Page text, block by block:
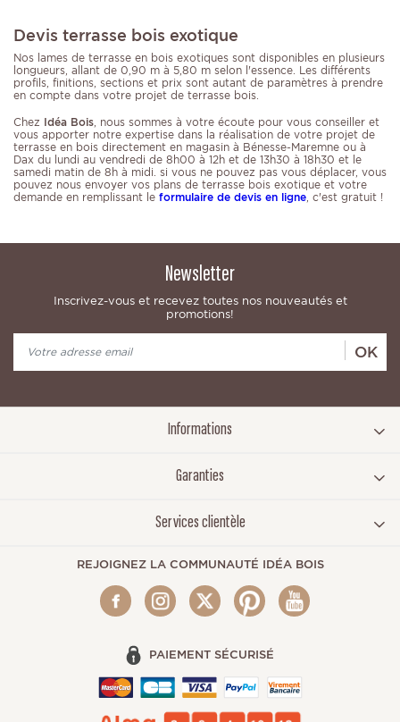
Devis terrasse bois exotique
Nos lames de terrasse en bois exotiques sont disponibles en plusieurs
longueurs, allant de 0,90 m à 5,80 m selon l'essence. Les différents
profils, finitions, sections et prix sont autant de paramètres à prendre
en compte dans votre projet de terrasse bois.
Chez Idéa Bois , nous sommes à votre écoute pour vous conseiller et
vous apporter notre expertise dans la réalisation de votre projet de
terrasse en bois directement en magasin à Bénesse-Maremne ou à
Dax du lundi au vendredi de 8h00 à 12h et de 13h30 à 18h30 et le
samedi matin de 8h à midi. si vous ne pouvez pas vous déplacer, vous
pouvez nous envoyer vos plans de terrasse bois exotique et votre
demande en remplissant le formulaire de devis en ligne , c'est gratuit !
Newsletter
Inscrivez-vous et recevez toutes nos nouveautés et
promotions!
OK
Informations
Garanties
Services clientèle
REJOIGNEZ LA COMMUNAUTÉ IDÉA BOIS
PAIEMENT SÉCURISÉ